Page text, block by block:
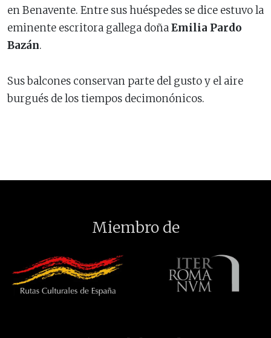
en Benavente. Entre sus huéspedes se dice estuvo la
eminente escritora gallega doñaEmilia Pardo
Bazán.
Sus balcones conservan parte del gusto y el aire
burgués de los tiempos decimonónicos.
Miembro de